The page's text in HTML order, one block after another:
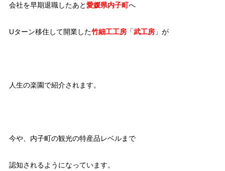
会社を早期退職したあと愛媛県内子町へ
Uターン移住して開業した竹細工工房「武工房」が
人生の楽園で紹介されます。
今や、内子町の観光の特産品レベルまで
認知されるようになっています。